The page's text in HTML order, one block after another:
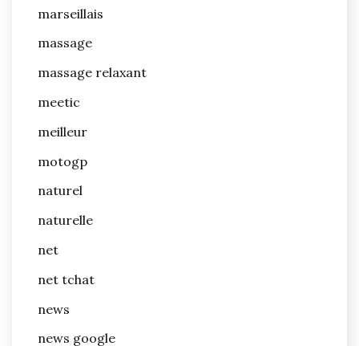
marseillais
massage
massage relaxant
meetic
meilleur
motogp
naturel
naturelle
net
net tchat
news
news google